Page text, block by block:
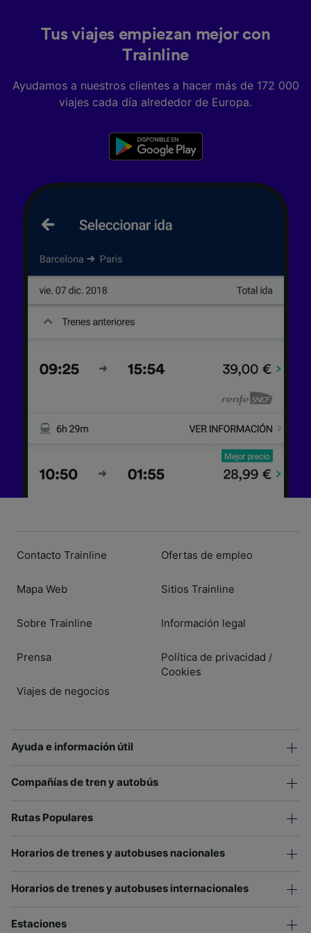
Tus viajes empiezan mejor con
Trainline
Ayudamos a nuestros clientes a hacer más de 172 000
viajes cada día alrededor de Europa.
Contacto Trainline
Mapa Web
Sobre Trainline
Prensa
Viajes de negocios
Ofertas de empleo
Sitios Trainline
Información legal
Política de privacidad /
Cookies
Ayuda e información útil
Compañías de tren y autobús
Rutas Populares
Horarios de trenes y autobuses nacionales
Horarios de trenes y autobuses internacionales
Estaciones
publicidad y contenido, investigación de
audiencia y desarrollo de servicios.
Lista de asociados (proveedores)